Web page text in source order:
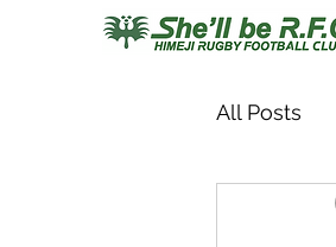
All Posts